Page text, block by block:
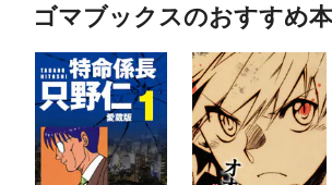
ゴマブックスのおすすめ本